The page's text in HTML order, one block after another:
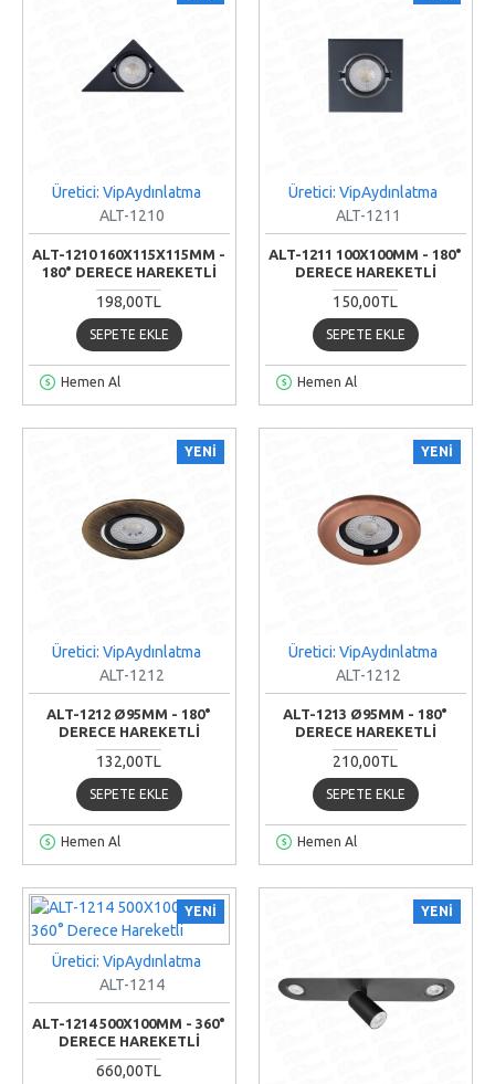
Üretici: VipAydınlatma
ALT-1210
ALT-1210 160X115X115MM -
180° DERECE HAREKETLI
198,00TL
SEPETE EKLE
Hemen Al
Üretici: VipAydınlatma
ALT-1211
ALT-1211 100X100MM - 180°
DERECE HAREKETLI
150,00TL
SEPETE EKLE
Hemen Al
YENI
Üretici: VipAydınlatma
ALT-1212
ALT-1212 Ø95MM - 180°
DERECE HAREKETLI
132,00TL
SEPETE EKLE
Hemen Al
YENI
Üretici: VipAydınlatma
ALT-1212
ALT-1213 Ø95MM - 180°
DERECE HAREKETLI
210,00TL
SEPETE EKLE
Hemen Al
YENI
Üretici: VipAydınlatma
ALT-1214
ALT-1214 500X100MM - 360°
DERECE HAREKETLI
660,00TL
YENI